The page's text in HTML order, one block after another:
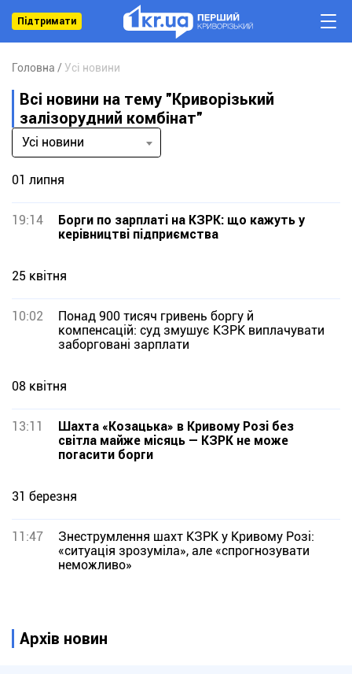
Підтримати
Головна Усі новини
Всі новини на тему "Криворізький
залізорудний комбінат"
Усі новини
01 липня
19:14
Борги по зарплаті на КЗРК: що кажуть у
керівництві підприємства
25 квітня
10:02
Понад 900 тисяч гривень боргу й
компенсацій: суд змушує КЗРК виплачувати
заборговані зарплати
08 квітня
13:11
Шахта «Козацька» в Кривому Розі без
світла майже місяць — КЗРК не може
погасити борги
31 березня
11:47
Знеструмлення шахт КЗРК у Кривому Розі:
«ситуація зрозуміла», але «спрогнозувати
неможливо»
Архів новин